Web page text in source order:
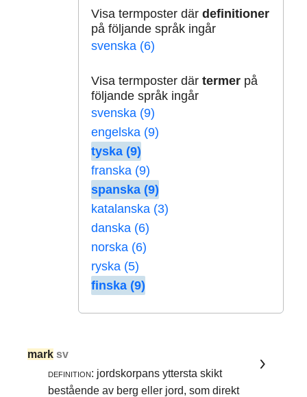
Visa termposter där definitioner
på följande språk ingår
svenska (6)
Visa termposter där termerpå
följande språk ingår
svenska (9)
engelska (9)
tyska (9)
franska (9)
spanska (9)
katalanska (3)
danska (6)
norska (6)
ryska (5)
finska (9)
mark sv
definition: jordskorpans yttersta skikt
bestående av berg eller jord, som direkt